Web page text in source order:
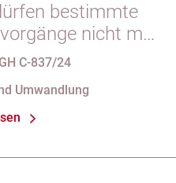
bestimmte
nicht mit
belasten
C-837/24
Umwandlung